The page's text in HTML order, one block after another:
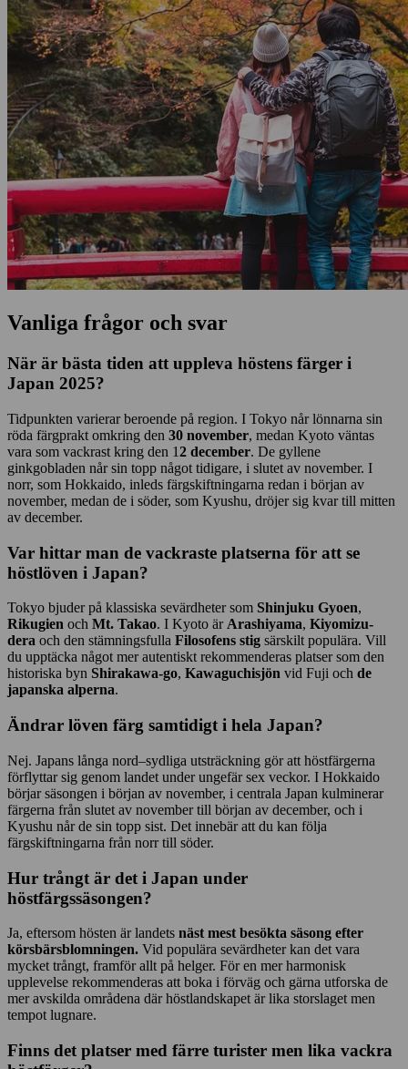
Vanliga frågor och svar
När är bästa tiden att uppleva höstens färger i
Japan 2025?
Tidpunkten varierar beroende på region. I Tokyo når lönnarna sin
röda färgprakt omkring den 30 november, medan Kyoto väntas
vara som vackrast kring den 12 december. De gyllene
ginkgobladen når sin topp något tidigare, i slutet av november. I
norr, som Hokkaido, inleds färgskiftningarna redan i början av
november, medan de i söder, som Kyushu, dröjer sig kvar till mitten
av december.
Var hittar man de vackraste platserna för att se
höstlöven i Japan?
Tokyo bjuder på klassiska sevärdheter som Shinjuku Gyoen,
Rikugien och Mt. Takao. I Kyoto ärArashiyama, Kiyomizu-
dera och den stämningsfulla Filosofens stig särskilt populära. Vill
du upptäcka något mer autentiskt rekommenderas platser som den
historiska byn Shirakawa-go, Kawaguchisjön vid Fuji och de
japanska alperna.
Ändrar löven färg samtidigt i hela Japan?
Nej. Japans långa nord–sydliga utsträckning gör att höstfärgerna
förflyttar sig genom landet under ungefär sex veckor. I Hokkaido
börjar säsongen i början av november, i centrala Japan kulminerar
färgerna från slutet av november till början av december, och i
Kyushu når de sin topp sist. Det innebär att du kan följa
färgskiftningarna från norr till söder.
Hur trångt är det i Japan under
höstfärgssäsongen?
Ja, eftersom hösten är landets näst mest besökta säsong efter
körsbärsblomningen. Vid populära sevärdheter kan det vara
mycket trångt, framför allt på helger. För en mer harmonisk
upplevelse rekommenderas att boka i förväg och gärna utforska de
mer avskilda områdena där höstlandskapet är lika storslaget men
tempot lugnare.
Finns det platser med färre turister men lika vackra